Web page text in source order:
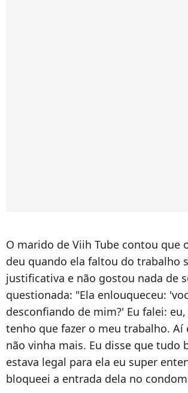
O marido de Viih Tube contou que
deu quando ela faltou do trabalho
justificativa e não gostou nada de
questionada: "Ela enlouqueceu:
desconfiando de mim?' Eu falei:
tenho que fazer o meu trabalho. Aí
não vinha mais. Eu disse que tudo
estava legal para ela eu super
bloqueei a entrada dela no